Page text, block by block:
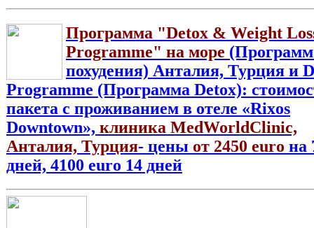
Программа "Detox & Weight
Programme" на море
похудения) Анталия, Турция и
Programme (Программа Detox):
пакета с проживанием в отеле «Rixos
Downtown», клиника MedWorldClinic,
Анталия, Турция- цены от 2450 euro на
дней, 4100 euro 14 дней